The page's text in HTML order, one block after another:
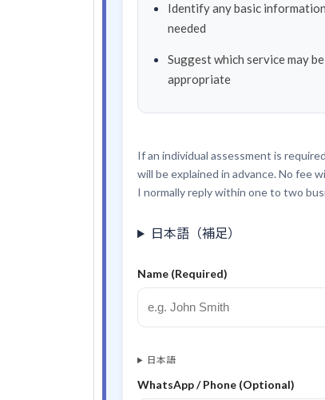
Identify any basic
needed
Suggest which service may be
appropriate
If an individual assessment is
will be explained in advance. No fee
I normally reply within one to two
日本語（補足）
Name (Required)
日本語
WhatsApp / Phone (Optional)